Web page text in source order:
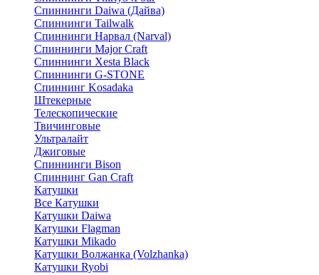
Спиннинги Daiwa (Дайва)
Спиннинги Tailwalk
Спиннинги Нарвал (Narval)
Спиннинги Major Craft
Спиннинги Xesta Black
Спиннинги G-STONE
Спиннинг Kosadaka
Штекерные
Телескопические
Твичинговые
Ультралайт
Джиговые
Спиннинги Bison
Спиннинг Gan Craft
Катушки
Все Катушки
Катушки Daiwa
Катушки Flagman
Катушки Mikado
Катушки Волжанка (Volzhanka)
Катушки Ryobi